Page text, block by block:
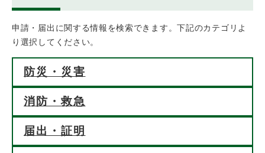
申請・届出に関する情報を検索できます。下記のカテゴリよ
り選択してください。
防災・災害
消防・救急
届出・証明